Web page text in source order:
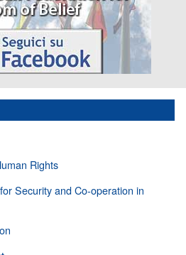
Rights
Security and Co-operation in